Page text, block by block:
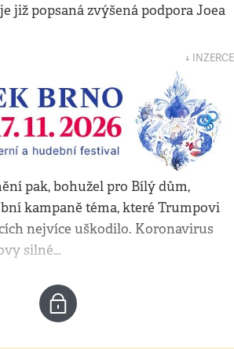
již popsaná zvýšená podpora Joea
↓ INZERCE
pak, bohužel pro Bílý dům,
kampaně téma, které Trumpovi
nejvíce uškodilo. Koronavirus
silné…